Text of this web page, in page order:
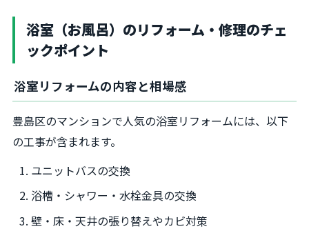
浴室（お風呂）のリフォーム・修理のチェ
ックポイント
浴室リフォームの内容と相場感
豊島区のマンションで人気の浴室リフォームには、以下
の工事が含まれます。
ユニットバスの交換
浴槽・シャワー・水栓金具の交換
壁・床・天井の張り替えやカビ対策